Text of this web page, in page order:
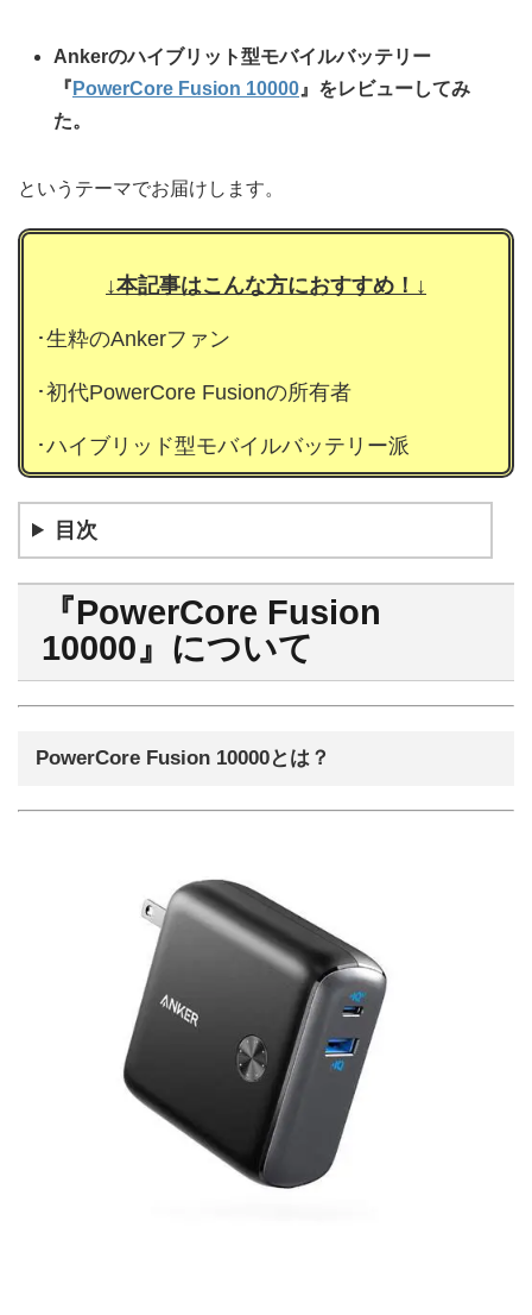
Ankerのハイブリット型モバイルバッテリー
『 PowerCore Fusion 10000 』をレビューしてみ
た。
というテーマでお届けします。
↓本記事はこんな方におすすめ！↓
･生粋のAnkerファン
･初代PowerCore Fusionの所有者
･ハイブリッド型モバイルバッテリー派
目次
『PowerCore Fusion
10000』について
PowerCore Fusion 10000とは？